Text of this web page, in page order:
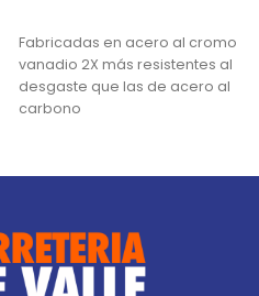
Fabricadas en acero al cromo
vanadio 2X más resistentes al
desgaste que las de acero al
carbono
acceso a una llave recta